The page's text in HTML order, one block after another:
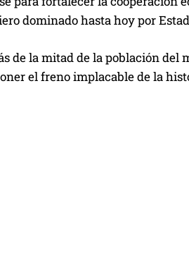
dominado hasta hoy por
de la mitad de la población
el freno implacable de la